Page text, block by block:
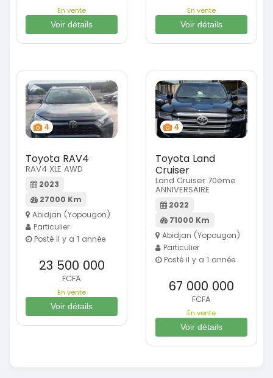
En vente
Voir détails
En vente
Voir détails
4
Toyota RAV4
RAV4 XLE AWD
2023
27000 Km
Abidjan (Yopougon)
Particulier
Posté il y a 1 année
23 500 000
FCFA
En vente
Voir détails
4
Toyota Land
Cruiser
Land Cruiser 70ème
ANNIVERSAIRE
2022
71000 Km
Abidjan (Yopougon)
Particulier
Posté il y a 1 année
67 000 000
FCFA
En vente
Voir détails